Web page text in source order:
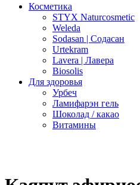
Косметика
STYX Naturcosmetic
Weleda
Sodasan | Содасан
Urtekram
Lavera | Лавера
Biosolis
Для здоровья
Урбеч
Ламифарэн гель
Шоколад / какао
Витамины